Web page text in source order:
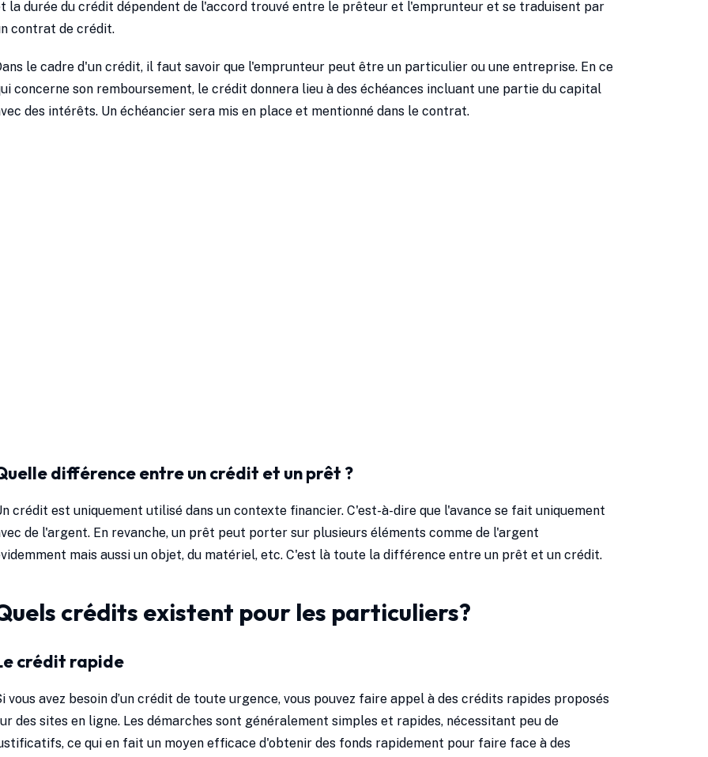
la durée du crédit dépendent de l'accord trouvé entre le prêteur et l'emprunteur et se traduisent par
contrat de crédit.
le cadre d'un crédit, il faut savoir que l'emprunteur peut être un particulier ou une entreprise. En ce
concerne son remboursement, le crédit donnera lieu à des échéances incluant une partie du capital
des intérêts. Un échéancier sera mis en place et mentionné dans le contrat.
différence entre un crédit et un prêt ?
crédit est uniquement utilisé dans un contexte financier. C'est-à-dire que l'avance se fait uniquement
de l'argent. En revanche, un prêt peut porter sur plusieurs éléments comme de l'argent
mais aussi un objet, du matériel, etc. C'est là toute la différence entre un prêt et un crédit.
crédits existent pour les particuliers?
crédit rapide
vous avez besoin d’un crédit de toute urgence, vous pouvez faire appel à des crédits rapides proposés
des sites en ligne. Les démarches sont généralement simples et rapides, nécessitant peu de
ce qui en fait un moyen efficace d'obtenir des fonds rapidement pour faire face à des